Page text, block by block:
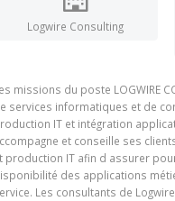
Logwire Consulting
missions du poste LOGWIRE
services informatiques et de
IT et intégration
et conseille ses
production IT afin d assurer
des applications
Les consultants de